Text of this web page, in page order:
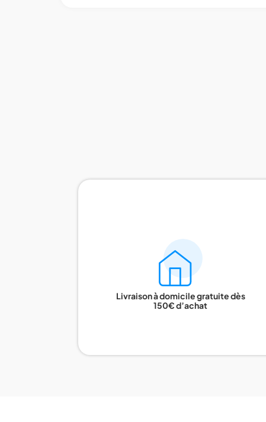
Livraison à domicile gratuite dès
150€ d’achat